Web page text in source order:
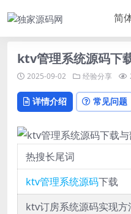
ktv管理系统源码下
2025-09-02 经验分享
详情介绍 常见问题
热搜长尾词
ktv管理系统源码下载
ktv订房系统源码实现方